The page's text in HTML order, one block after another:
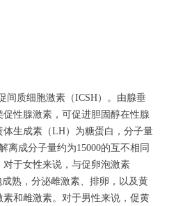
间质细胞激素（ICSH）。由腺垂
性腺激素，可促进胆固醇在性腺
生成素（LH）为糖蛋白，分子量
离成分子量约为15000的互不相同
于女性来说，与促卵泡激素
熟，分泌雌激素、排卵，以及黄
和雌激素。对于男性来说，促黄